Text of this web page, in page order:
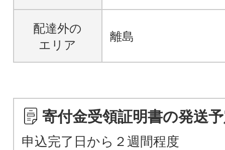
配達外の
エリア
離島
寄付金受領証明書の発送
申込完了日から２週間程度